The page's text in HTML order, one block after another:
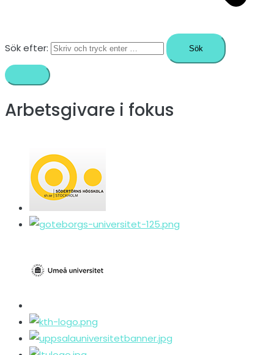
Sök efter:
Arbetsgivare i fokus